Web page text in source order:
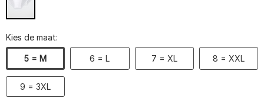
Kies de maat:
5 = M 6 = L 7 = XL 8 = XXL
9 = 3XL